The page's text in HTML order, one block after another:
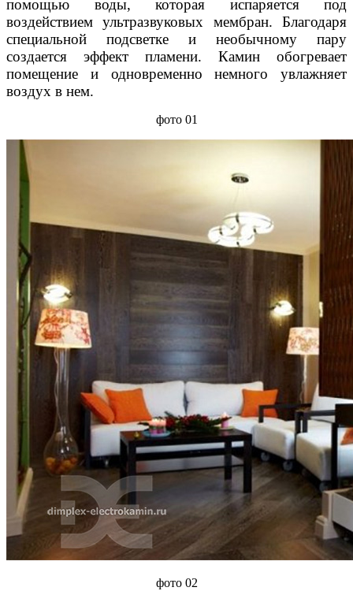
помощью воды, которая испаряется под
воздействием ультразвуковых мембран. Благодаря
специальной подсветке и необычному пару
создается эффект пламени. Камин обогревает
помещение и одновременно немного увлажняет
воздух в нем.
фото 01
фото 02